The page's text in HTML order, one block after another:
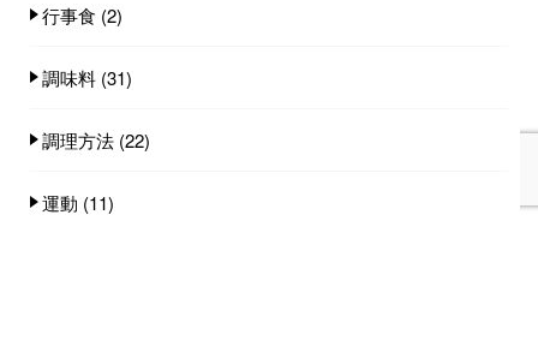
行事食 (2)
調味料 (31)
調理方法 (22)
運動 (11)